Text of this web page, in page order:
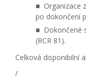
Organizace
po dokončení
Dokončené
(RCR 81).
Celková disponibilní
/